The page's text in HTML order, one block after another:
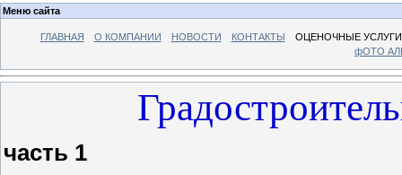
Меню сайта
ГЛАВНАЯ О КОМПАНИИ НОВОСТИ КОНТАКТЫ
ОЦЕНОЧНЫЕ УСЛУГИ
фОТО
часть 1